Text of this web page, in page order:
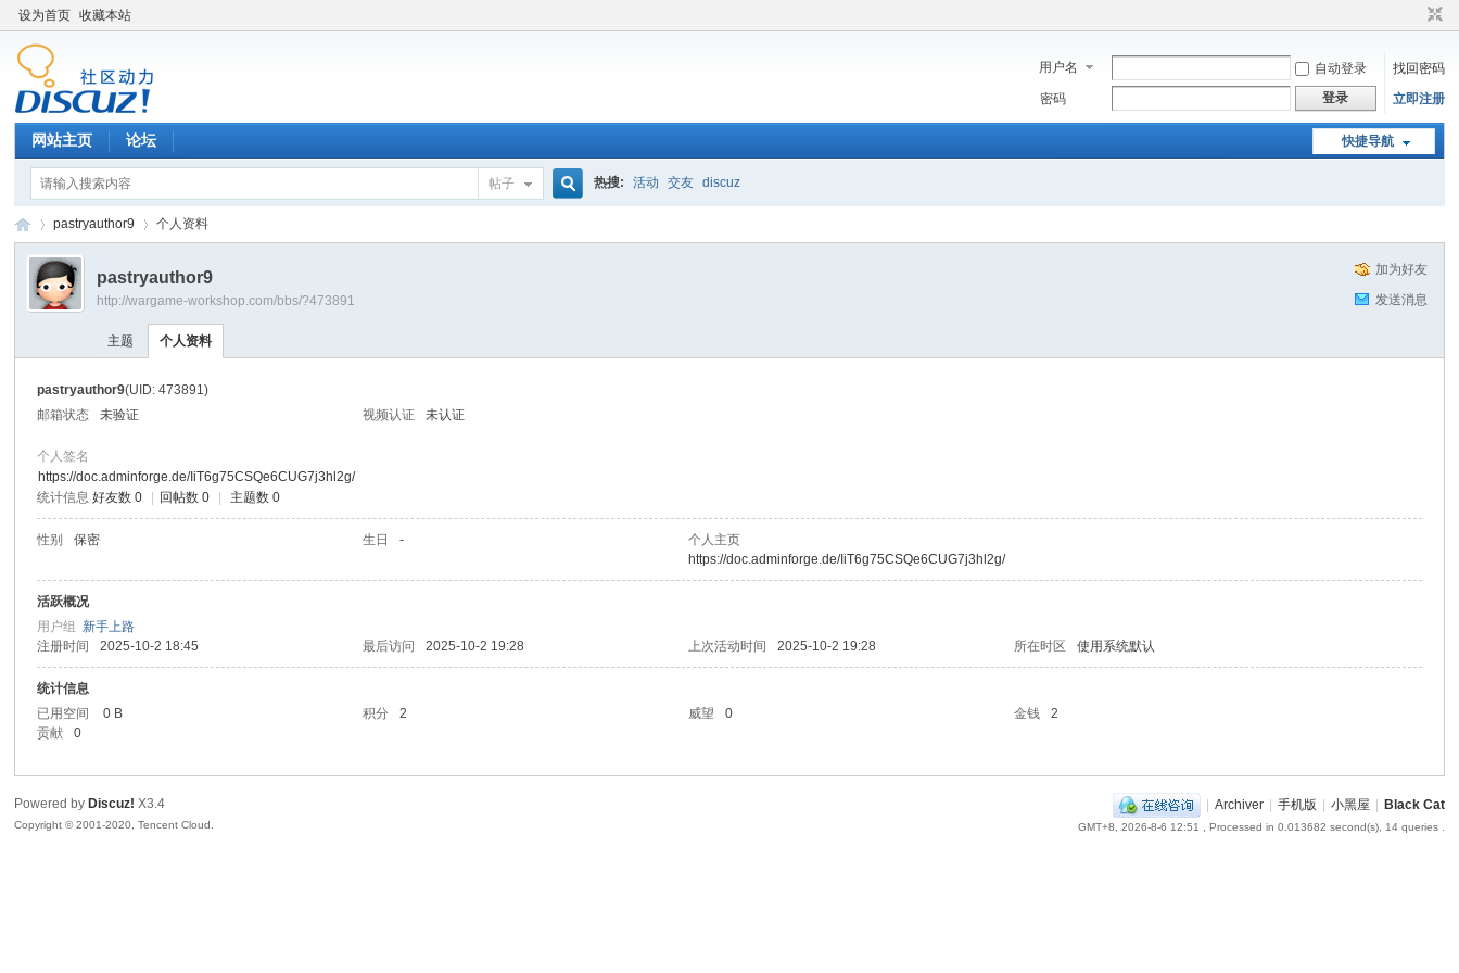
设为首页 收藏本站
用户名 自动登录
找回密码
密码
登录 立即注册
快捷导航
网站主页 论坛
帖子 热搜: 活动 交友 discuz
›
pastryauthor9 个人资料
加为好友
发送消息
pastryauthor9
http://wargame-workshop.com/bbs/?473891
主题 个人资料
pastryauthor9(UID: 473891)
邮箱状态
未验证 视频认证 未认证
个人签名
https://doc.adminforge.de/IiT6g75CSQe6CUG7j3hl2g/
统计信息 好友数 0 回帖数 0 主题数 0
性别 保密 生日 -
个人主页
https://doc.adminforge.de/IiT6g75CSQe6CUG7j3hl2g/
活跃概况
用户组新手上路
注册时间
2025-10-2 18:45 最后访问 2025-10-2 19:28 上次活动时间 2025-10-2 19:28 所在时区 使用系统默认
统计信息
已用空间
0 B 积分 2 威望 0 金钱
2
贡献
0
| Archiver | 手机版 | 小黑屋 | Black Cat
GMT+8, 2026-8-6 12:51 , Processed in 0.013682 second(s), 14 queries .
Powered by Discuz! X3.4
Copyright © 2001-2020, Tencent Cloud.